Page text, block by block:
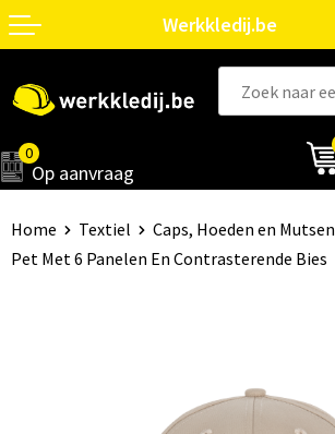
Werkkledij.be
0
Op aanvraag
Home Textiel Caps, Hoeden en Mutsen
Pet Met 6 Panelen En Contrasterende Bies